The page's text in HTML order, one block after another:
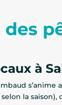
à
selon la